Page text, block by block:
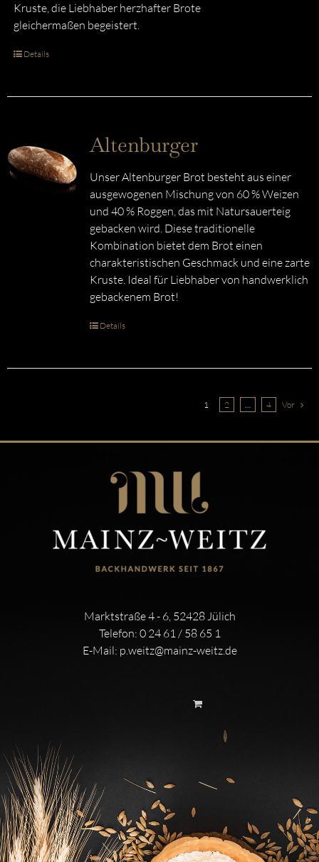
Kruste, die Liebhaber herzhafter Brote
gleichermaßen begeistert.
Details
Altenburger
Unser Altenburger Brot besteht aus einer
ausgewogenen Mischung von 60 % Weizen
und 40 % Roggen, das mit Natursauerteig
gebacken wird. Diese traditionelle
Kombination bietet dem Brot einen
charakteristischen Geschmack und eine zarte
Kruste. Ideal für Liebhaber von handwerklich
gebackenem Brot!
Details
1 2 … 4 Vor
Marktstraße 4 - 6, 52428 Jülich
Telefon: 0 24 61 / 58 65 1
E-Mail: p.weitz@mainz-weitz.de